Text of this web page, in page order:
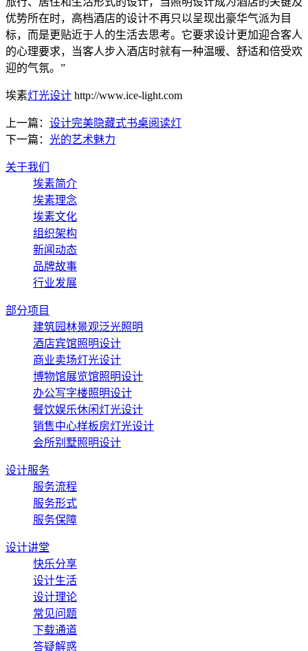
优势所在时，高档酒店的设计不再只以呈现出豪华气派为目
标，而是更贴近于人的生活去思考。它要求设计更加迎合客人
的心理要求，当客人步入酒店时就有一种温暖、舒适和倍受欢
迎的气氛。”
埃素灯光设计 http://www.ice-light.com
上一篇： 设计完美隐藏式书桌阅读灯
下一篇： 光的艺术魅力
关于我们
埃素简介
埃素理念
埃素文化
组织架构
新闻动态
品牌故事
行业发展
部分项目
建筑园林景观泛光照明
酒店宾馆照明设计
商业卖场灯光设计
博物馆展览馆照明设计
办公写字楼照明设计
餐饮娱乐休闲灯光设计
销售中心样板房灯光设计
会所别墅照明设计
设计服务
服务流程
服务形式
服务保障
设计讲堂
快乐分享
设计生活
设计理论
常见问题
下载通道
答疑解惑